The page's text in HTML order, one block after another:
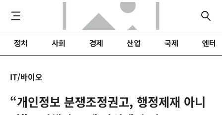
정치 사회 경제 산업 국제 엔터
IT/바이오
“개인정보 분쟁조정권고, 행정제재 아니